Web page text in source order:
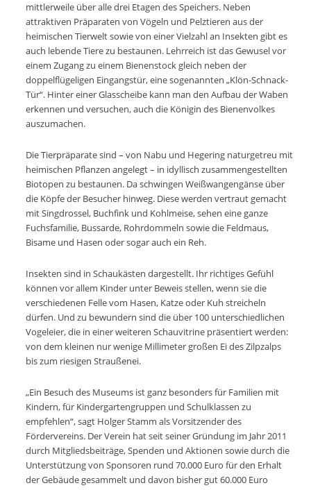
mittlerweile über alle drei Etagen des Speichers. Neben
attraktiven Präparaten von Vögeln und Pelztieren aus der
heimischen Tierwelt sowie von einer Vielzahl an Insekten gibt es
auch lebende Tiere zu bestaunen. Lehrreich ist das Gewusel vor
einem Zugang zu einem Bienenstock gleich neben der
doppelflügeligen Eingangstür, eine sogenannten „Klön-Schnack-
Tür“. Hinter einer Glasscheibe kann man den Aufbau der Waben
erkennen und versuchen, auch die Königin des Bienenvolkes
auszumachen.
Die Tierpräparate sind – von Nabu und Hegering naturgetreu mit
heimischen Pflanzen angelegt – in idyllisch zusammengestellten
Biotopen zu bestaunen. Da schwingen Weißwangengänse über
die Köpfe der Besucher hinweg. Diese werden vertraut gemacht
mit Singdrossel, Buchfink und Kohlmeise, sehen eine ganze
Fuchsfamilie, Bussarde, Rohrdommeln sowie die Feldmaus,
Bisame und Hasen oder sogar auch ein Reh.
Insekten sind in Schaukästen dargestellt. Ihr richtiges Gefühl
können vor allem Kinder unter Beweis stellen, wenn sie die
verschiedenen Felle vom Hasen, Katze oder Kuh streicheln
dürfen. Und zu bewundern sind die über 100 unterschiedlichen
Vogeleier, die in einer weiteren Schauvitrine präsentiert werden:
von dem kleinen nur wenige Millimeter großen Ei des Zilpzalps
bis zum riesigen Straußenei.
„Ein Besuch des Museums ist ganz besonders für Familien mit
Kindern, für Kindergartengruppen und Schulklassen zu
empfehlen“, sagt Holger Stamm als Vorsitzender des
Fördervereins. Der Verein hat seit seiner Gründung im Jahr 2011
durch Mitgliedsbeiträge, Spenden und Aktionen sowie durch die
Unterstützung von Sponsoren rund 70.000 Euro für den Erhalt
der Gebäude gesammelt und davon bisher gut 60.000 Euro